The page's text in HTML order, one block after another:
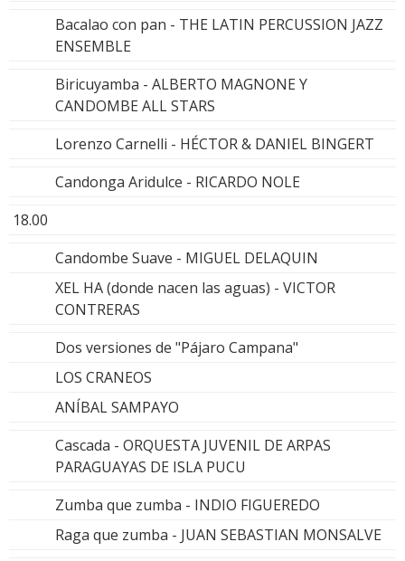
Bacalao con pan - THE LATIN PERCUSSION JAZZ
ENSEMBLE
Biricuyamba - ALBERTO MAGNONE Y
CANDOMBE ALL STARS
Lorenzo Carnelli - HÉCTOR & DANIEL BINGERT
Candonga Aridulce - RICARDO NOLE
18.00
Candombe Suave - MIGUEL DELAQUIN
XEL HA (donde nacen las aguas) - VICTOR
CONTRERAS
Dos versiones de "Pájaro Campana"
LOS CRANEOS
ANÍBAL SAMPAYO
Cascada - ORQUESTA JUVENIL DE ARPAS
PARAGUAYAS DE ISLA PUCU
Zumba que zumba - INDIO FIGUEREDO
Raga que zumba - JUAN SEBASTIAN MONSALVE